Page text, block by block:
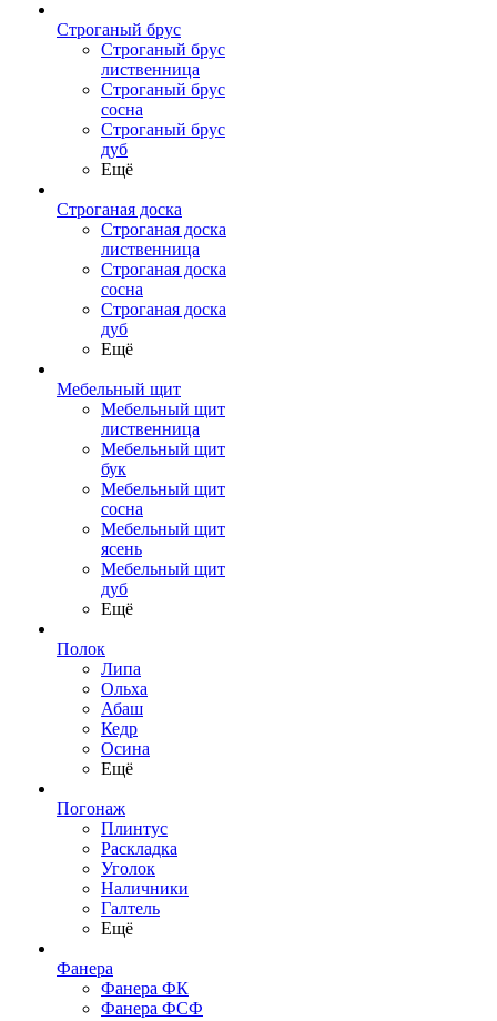
Строганый брус
Строганый брус
лиственница
Строганый брус
сосна
Строганый брус
дуб
Ещё
Строганая доска
Строганая доска
лиственница
Строганая доска
сосна
Строганая доска
дуб
Ещё
Мебельный щит
Мебельный щит
лиственница
Мебельный щит
бук
Мебельный щит
сосна
Мебельный щит
ясень
Мебельный щит
дуб
Ещё
Полок
Липа
Ольха
Абаш
Кедр
Осина
Ещё
Погонаж
Плинтус
Раскладка
Уголок
Наличники
Галтель
Ещё
Фанера
Фанера ФК
Фанера ФСФ